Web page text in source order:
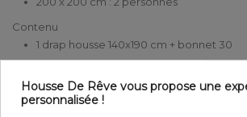
Contenu
1 drap housse 140x190 cm + bonnet 30
DESCRIPTIF
Housse De Rêve vous propose une
personnalisée !